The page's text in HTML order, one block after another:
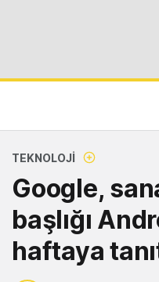
TEKNOLOJI
Google,
başlığı
haftaya